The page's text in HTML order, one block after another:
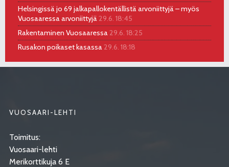
Helsingissä jo 69 jalkapallokentällistä arvoniittyjä – myös
Vuosaaressa arvoniittyjä29.6. 18:45
Rakentaminen Vuosaaressa29.6. 18:25
Rusakon poikaset kasassa29.6. 18:18
VUOSAARI-LEHTI
Toimitus:
Vuosaari-lehti
Merikorttikuja 6 E